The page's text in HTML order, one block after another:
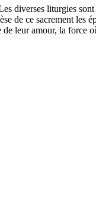
diverses liturgies
de ce sacrement les
de leur amour, la force